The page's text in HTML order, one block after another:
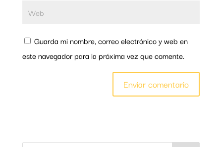
Guarda mi nombre, correo electrónico y web en
este navegador para la próxima vez que comente.